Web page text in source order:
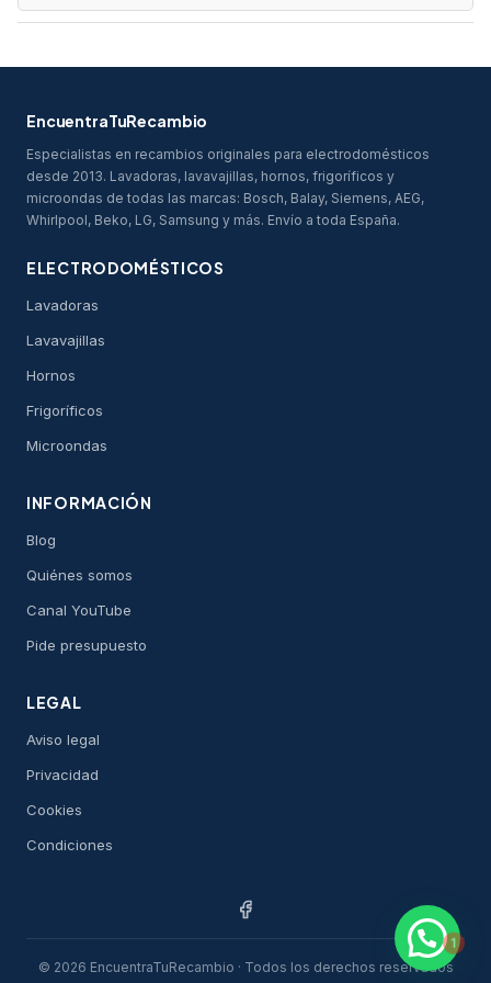
ofrecerá opciones compatibles.
electrodomésticos Ariete, incluidos cafeteras, aspiradoras,
necesitas, contáctanos para que podamos ayudarte a
EncuentraTuRecambio
Especialistas en recambios originales para electrodomésticos
desde 2013. Lavadoras, lavavajillas, hornos, frigoríficos y
microondas de todas las marcas: Bosch, Balay, Siemens, AEG,
Whirlpool, Beko, LG, Samsung y más. Envío a toda España.
ELECTRODOMÉSTICOS
Lavadoras
Lavavajillas
Hornos
Frigoríficos
Microondas
INFORMACIÓN
Blog
Quiénes somos
Canal YouTube
Pide presupuesto
LEGAL
Aviso legal
Privacidad
Cookies
Condiciones
© 2026 EncuentraTuRecambio · Todos los derechos reservados